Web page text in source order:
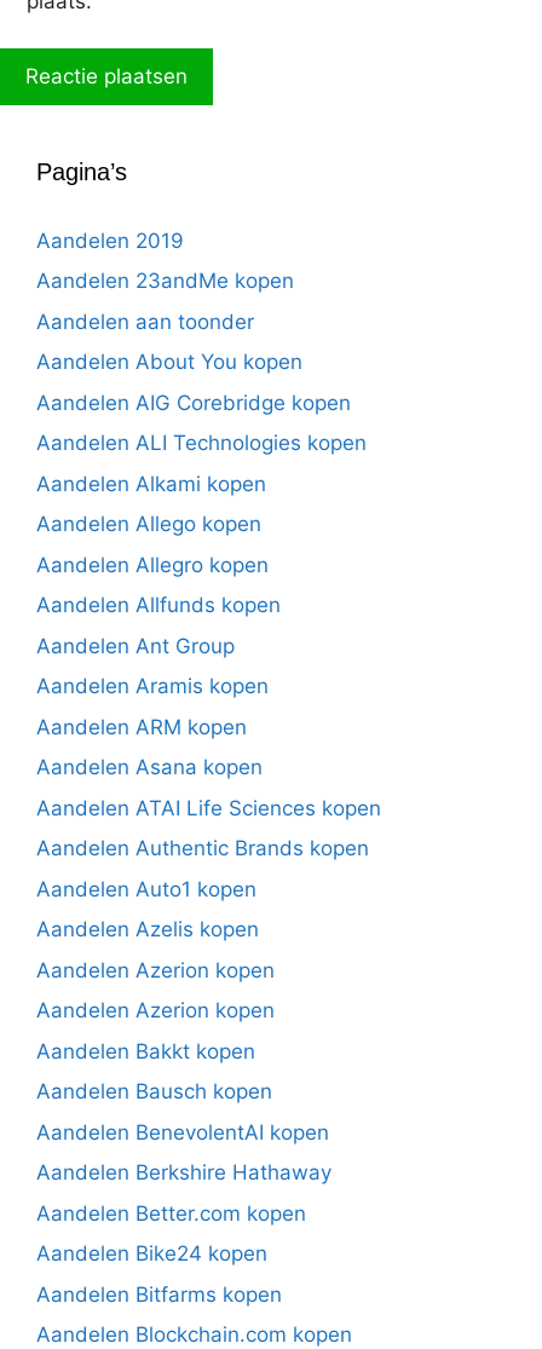
Pagina’s
Aandelen 2019
Aandelen 23andMe kopen
Aandelen aan toonder
Aandelen About You kopen
Aandelen AIG Corebridge kopen
Aandelen ALI Technologies kopen
Aandelen Alkami kopen
Aandelen Allego kopen
Aandelen Allegro kopen
Aandelen Allfunds kopen
Aandelen Ant Group
Aandelen Aramis kopen
Aandelen ARM kopen
Aandelen Asana kopen
Aandelen ATAI Life Sciences kopen
Aandelen Authentic Brands kopen
Aandelen Auto1 kopen
Aandelen Azelis kopen
Aandelen Azerion kopen
Aandelen Azerion kopen
Aandelen Bakkt kopen
Aandelen Bausch kopen
Aandelen BenevolentAI kopen
Aandelen Berkshire Hathaway
Aandelen Better.com kopen
Aandelen Bike24 kopen
Aandelen Bitfarms kopen
Aandelen Blockchain.com kopen